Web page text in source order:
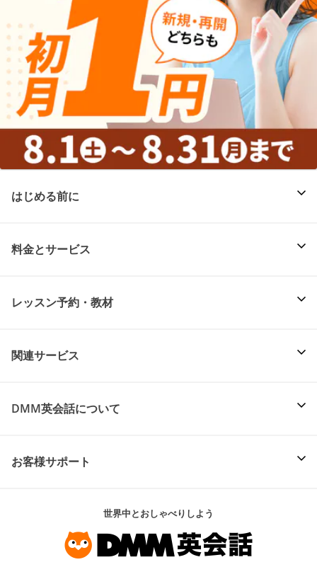
はじめる前に
料金とサービス
レッスン予約・教材
関連サービス
DMM英会話について
お客様サポート
世界中とおしゃべりしよう